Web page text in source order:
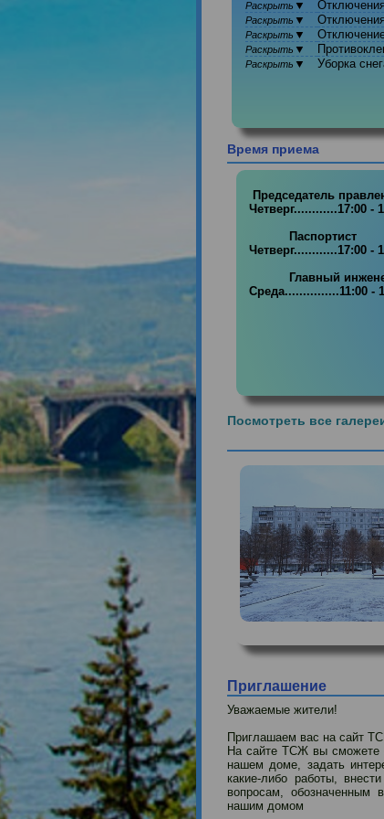
Раскрыть▼
Раскрыть▼
Раскрыть▼
           Паспортист
Посмотреть все
Приглашение
Уважаемые жители!
Приглашаем вас на
На сайте ТСЖ вы